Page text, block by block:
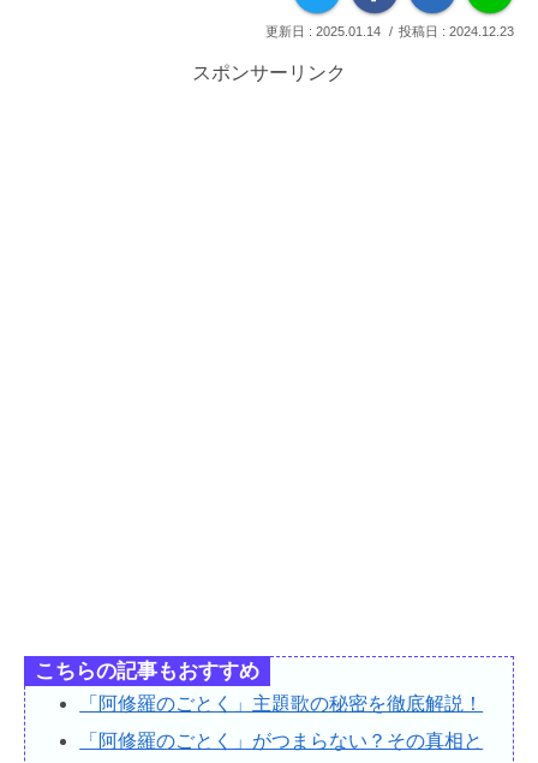
2025.01.14 2024.12.23
スポンサーリンク
こちらの記事もおすすめ
「阿修羅のごとく」主題歌の秘密を徹底解説！
「阿修羅のごとく」がつまらない？その真相と